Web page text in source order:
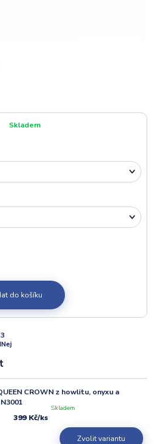
Skladem
do košíku
CROWN z howlitu, onyxu a
399 Kč/ks
Skladem
Zvolit variantu